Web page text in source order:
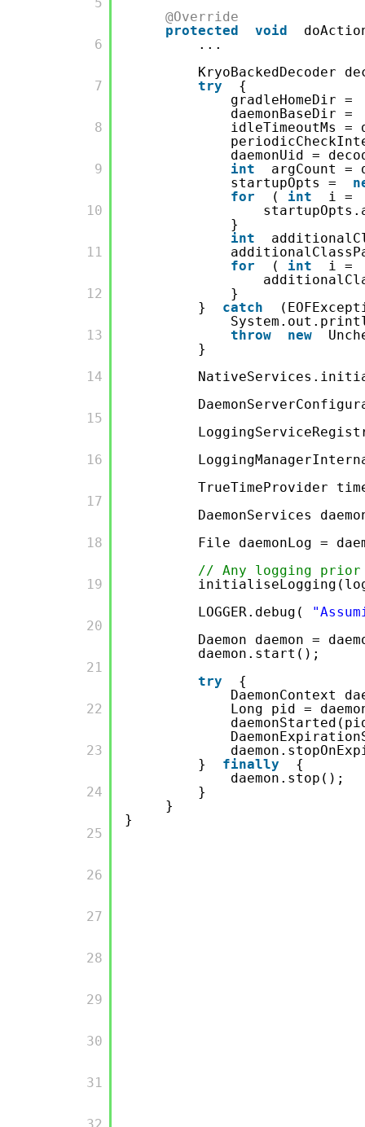
       6
       7
       8
       9
       10
       11
       12
       13
       14
       15
       16
       17
       18
       19
       20
       21
       22
       23
       24
       25
       26
       27
       28
       29
       30
       31
       32
@Override
protected
void
...
KryoBackedDecoder
try
{
gradleHomeDir =
daemonBaseDir =
idleTimeoutMs
daemonUid =
int
argCount =
startupOpts =
for
( int
i =
}
int
for
( int
i =
}
}
catch
throw
new
}
TrueTimeProvider
DaemonServices
File daemonLog =
// Any logging
LOGGER.debug(
Daemon daemon =
daemon.start();
try
{
DaemonContext
Long pid =
}
finally
{
daemon.stop();
}
}
}